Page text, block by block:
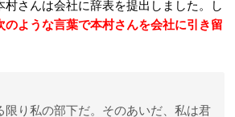
さんは会社に辞表を提出しました。し
のような言葉で本村さんを会社に引き留
限り私の部下だ。そのあいだ、私は君